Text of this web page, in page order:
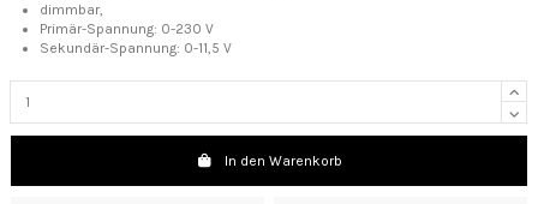
dimmbar,
Primär-Spannung: 0-230 V
Sekundär-Spannung: 0-11,5 V
In den Warenkorb